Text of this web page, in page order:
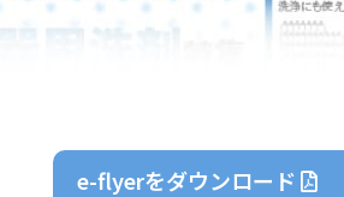
e-flyerをダウンロード